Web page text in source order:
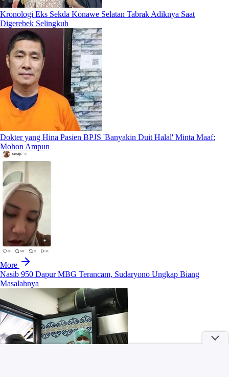
Kronologi Eks Sekda Konawe Selatan Tabrak Adiknya Saat
Digerebek Selingkuh
Dokter yang Hina Pasien BPJS 'Banyakin Duit Halal' Minta Maaf:
Mohon Ampun
More
Nasib 950 Dapur MBG Terancam, Sudaryono Ungkap Biang
Masalahnya